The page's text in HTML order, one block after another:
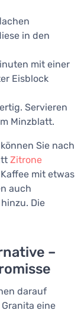
in den
mit einer
Eisblock
Servieren
Minzblatt.
können Sie nach
Zitrone
mit etwas
auch
Die
–
darauf
Granita eine